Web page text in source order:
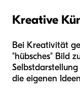
Kreative
Bei Kreativität
"hübsches" Bild
die eigenen